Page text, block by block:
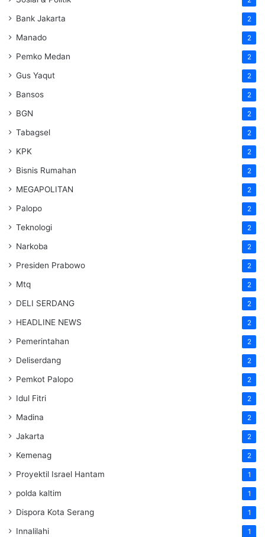
Bank Jakarta 2
Manado 2
Pemko Medan 2
Gus Yaqut 2
Bansos 2
BGN 2
Tabagsel 2
KPK 2
Bisnis Rumahan 2
MEGAPOLITAN 2
Palopo 2
Teknologi 2
Narkoba 2
Presiden Prabowo 2
Mtq 2
DELI SERDANG 2
HEADLINE NEWS 2
Pemerintahan 2
Deliserdang 2
Pemkot Palopo 2
Idul Fitri 2
Madina 2
Jakarta 2
Kemenag 2
Proyektil Israel Hantam 1
polda kaltim 1
Dispora Kota Serang 1
Innalilahi 1